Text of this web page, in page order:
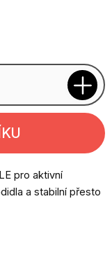
pro aktivní
a stabilní přesto